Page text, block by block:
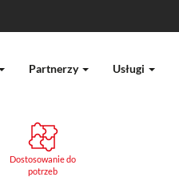
Partnerzy Usługi
Dostosowanie do
potrzeb